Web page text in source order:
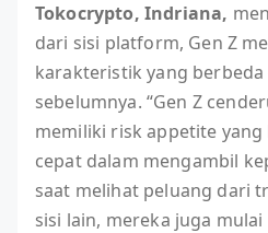
Tokocrypto, Indriana,
dari sisi platform, Gen Z
karakteristik yang
sebelumnya. “Gen Z
memiliki risk appetite
cepat dalam mengambil
saat melihat peluang dari
sisi lain, mereka juga